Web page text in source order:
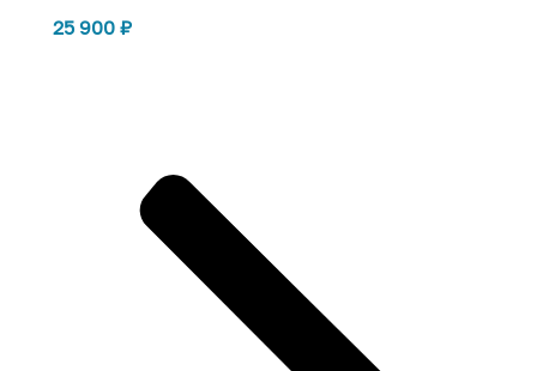
25 900 ₽